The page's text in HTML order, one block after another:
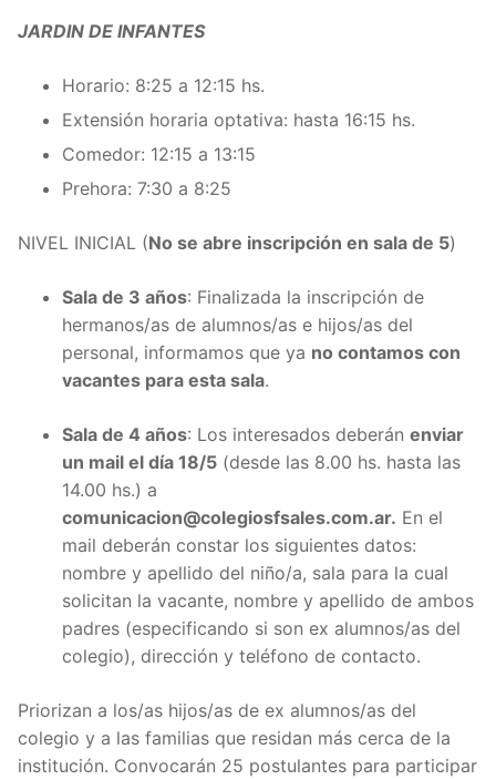
JARDIN DE INFANTES
Horario: 8:25 a 12:15 hs.
Extensión horaria optativa: hasta 16:15 hs.
Comedor: 12:15 a 13:15
Prehora: 7:30 a 8:25
NIVEL INICIAL (No se abre inscripción en sala de 5)
Sala de 3 años: Finalizada la inscripción de
hermanos/as de alumnos/as e hijos/as del
personal, informamos que ya no contamos con
vacantes para esta sala.
Sala de 4 años: Los interesados deberán enviar
un mail el día 18/5 (desde las 8.00 hs. hasta las
14.00 hs.) a
comunicacion@colegiosfsales.com.ar. En el
mail deberán constar los siguientes datos:
nombre y apellido del niño/a, sala para la cual
solicitan la vacante, nombre y apellido de ambos
padres (especificando si son ex alumnos/as del
colegio), dirección y teléfono de contacto.
Priorizan a los/as hijos/as de ex alumnos/as del
colegio y a las familias que residan más cerca de la
institución. Convocarán 25 postulantes para participar